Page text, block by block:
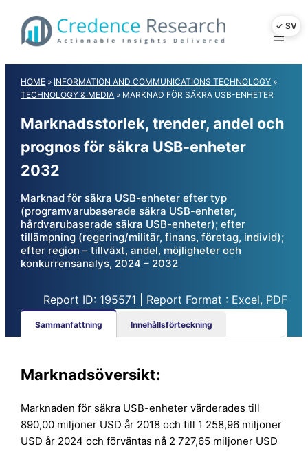
content
HOME » INFORMATION AND COMMUNICATIONS TECHNOLOGY »
TECHNOLOGY & MEDIA » MARKNAD FÖR SÄKRA USB-ENHETER
Marknadsstorlek, trender, andel och
prognos för säkra USB-enheter
2032
Marknad för säkra USB-enheter efter typ
(programvarubaserade säkra USB-enheter,
hårdvarubaserade säkra USB-enheter); efter
tillämpning (regering/militär, finans, företag, individ);
efter region – tillväxt, andel, möjligheter och
konkurrensanalys, 2024 – 2032
Report ID: 195571 | Report Format : Excel, PDF
Sammanfattning Innehållsförteckning
Marknadsöversikt:
Marknaden för säkra USB-enheter värderades till
890,00 miljoner USD år 2018 och till 1 258,96 miljoner
USD år 2024 och förväntas nå 2 727,65 miljoner USD